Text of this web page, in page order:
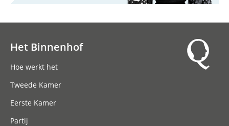
Het Binnenhof
Hoe werkt het
Tweede Kamer
Eerste Kamer
Partij